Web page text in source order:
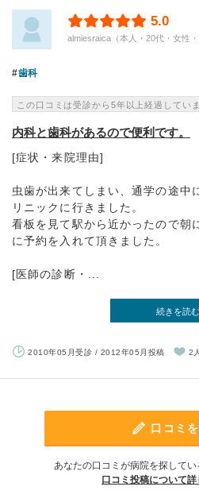
5.0
almiesraica（本人・20代・女性・
歯科
この口コミは受診から5年以上経過していま
内科と歯科があるので便利です。
[症状・来院理由]
虫歯が出来てしまい、通学の途中
リニックに行きました。
看板を見て駅から近かったので朝
に予約を入れて頂きました。
[医師の診断・...
続きを読む
2010年05月受診 / 2012年05月投稿 2
口コミ
あなたの口コミが病院を探してい
口コミ投稿について